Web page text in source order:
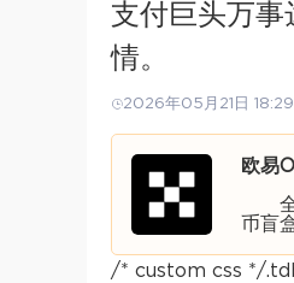
支付巨头万
情。
2026年05月21日
欧易
币盲
/* custom css */